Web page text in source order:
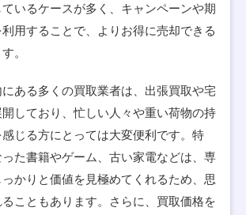
いるケースが多く、キャンペーンや期
用することで、よりお得に売却できる
。
ある多くの買取業者は、出張買取や宅
しており、忙しい人々や重い荷物の持
じる方にとっては大変便利です。特
た書籍やゲーム、古い家電などは、専
かりと価値を見極めてくれるため、思
こともあります。さらに、買取価格を